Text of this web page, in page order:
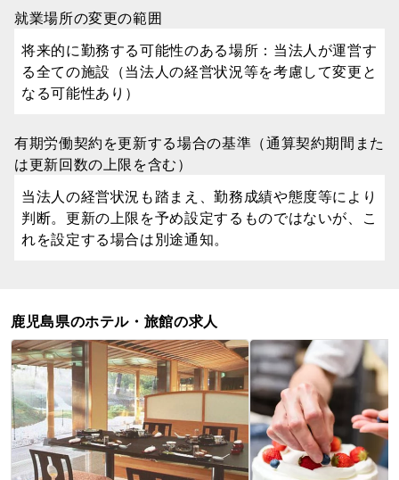
就業場所の変更の範囲
将来的に勤務する可能性のある場所：当法人が運営す
る全ての施設（当法人の経営状況等を考慮して変更と
なる可能性あり）
有期労働契約を更新する場合の基準（通算契約期間また
は更新回数の上限を含む）
当法人の経営状況も踏まえ、勤務成績や態度等により
判断。更新の上限を予め設定するものではないが、こ
れを設定する場合は別途通知。
鹿児島県のホテル・旅館の求人